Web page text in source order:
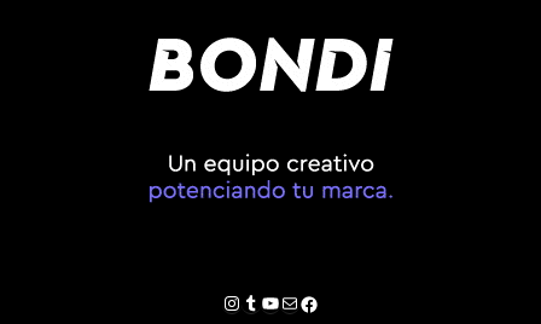
Instagram
Tumblr
YouTube
Correo electrónico
Facebook